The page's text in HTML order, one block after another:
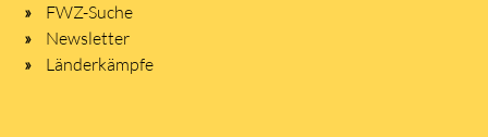
FWZ-Suche
Newsletter
Länderkämpfe